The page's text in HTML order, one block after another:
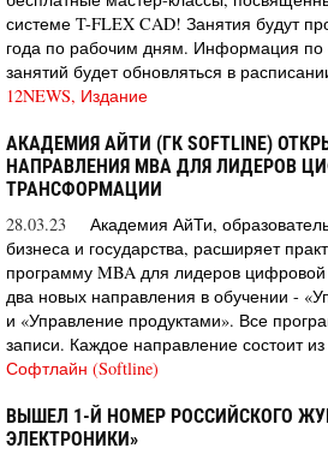
системе T-FLEX CAD! Занятия будут
года по рабочим дням. Информация
занятий будет обновляться в
12NEWS, Издание
АКАДЕМИЯ АЙТИ (ГК SOFTLINE)
НАПРАВЛЕНИЯ MBA ДЛЯ ЛИДЕРОВ
ТРАНСФОРМАЦИИ
28.03.23
Академия АйТи,
бизнеса и государства, расширяет
программу MBA для лидеров
два новых направления в обучении -
и «Управление продуктами». Все
записи. Каждое направление состоит из
Софтлайн (Softline)
ВЫШЕЛ 1-Й НОМЕР РОССИЙСКОГО
ЭЛЕКТРОНИКИ»